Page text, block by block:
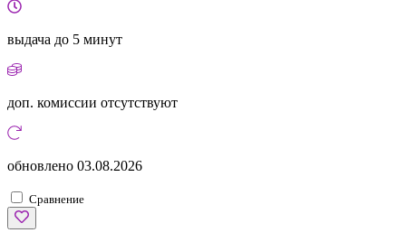
выдача до 5 минут
доп. комиссии отсутствуют
обновлено 03.08.2026
Сравнение